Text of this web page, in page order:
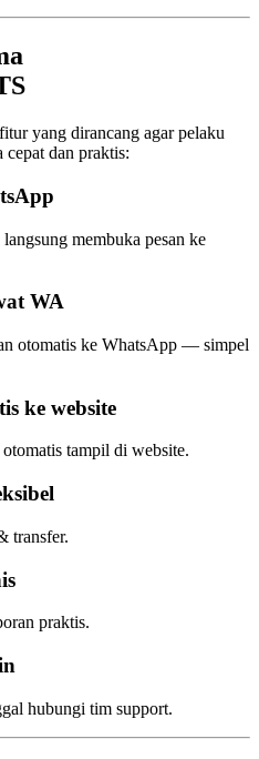
yang dirancang agar pelaku
cepat dan praktis:
membuka pesan ke
WA
otomatis ke WhatsApp — simpel
ke website
tampil di website.
transfer.
praktis.
hubungi tim support.